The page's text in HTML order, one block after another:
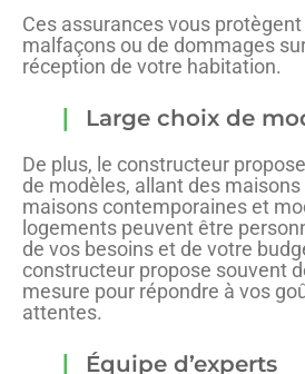
Ces assurances vous protègent
malfaçons ou de dommages
réception de votre habitation.
Large choix de
De plus, le constructeur
de modèles, allant des
maisons contemporaines et
logements peuvent être
de vos besoins et de votre
constructeur propose souvent
mesure pour répondre à vos
attentes.
Équipe d’experts